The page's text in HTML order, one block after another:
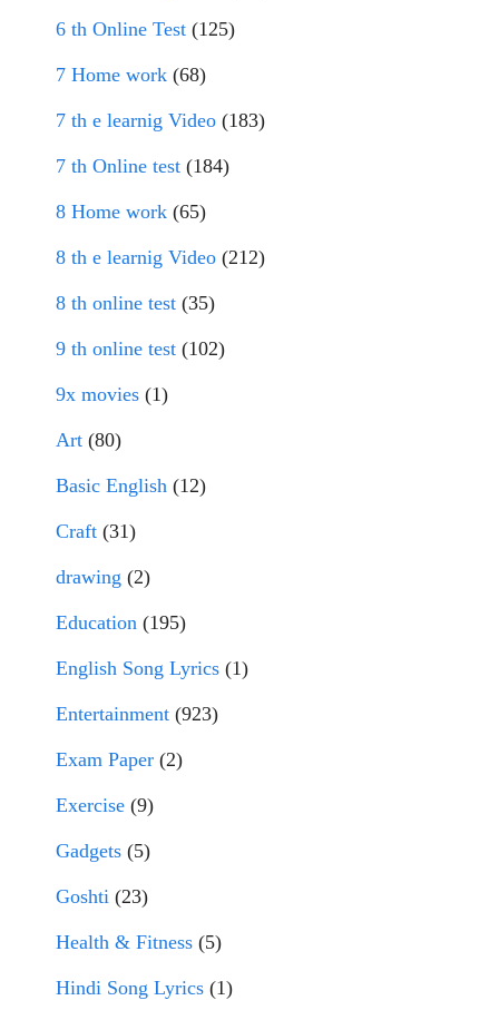
6 th Online Test (125)
7 Home work (68)
7 th e learnig Video (183)
7 th Online test (184)
8 Home work (65)
8 th e learnig Video (212)
8 th online test (35)
9 th online test (102)
9x movies (1)
Art (80)
Basic English (12)
Craft (31)
drawing (2)
Education (195)
English Song Lyrics (1)
Entertainment (923)
Exam Paper (2)
Exercise (9)
Gadgets (5)
Goshti (23)
Health & Fitness (5)
Hindi Song Lyrics (1)